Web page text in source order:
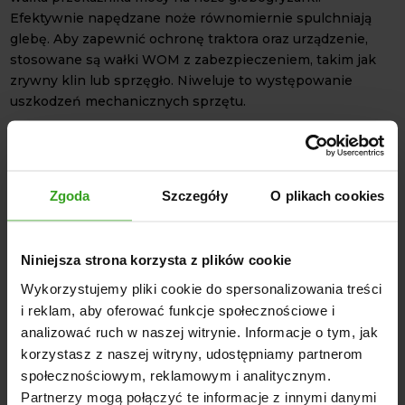
Zgoda Szczegóły O plikach cookies
Niniejsza strona korzysta z plików cookie
Wykorzystujemy pliki cookie do spersonalizowania treści
i reklam, aby oferować funkcje społecznościowe i
analizować ruch w naszej witrynie. Informacje o tym, jak
korzystasz z naszej witryny, udostępniamy partnerom
społecznościowym, reklamowym i analitycznym.
Partnerzy mogą połączyć te informacje z innymi danymi
Efektywnie napędzane noże równomiernie spulchniają
glebę. Aby zapewnić ochronę traktora oraz urządzenie,
stosowane są wałki WOM z zabezpieczeniem, takim jak
zrywny klin lub sprzęgło. Niweluje to występowanie
uszkodzeń mechanicznych sprzętu.
GLEBOGRYZARKI?
przygotowanie gleby pod uprawy;
praca na mniejszych powierzchniach;
Glebogryzarka TLK 4Farmerjest lekka, a jednocześnie
trwała i wydajna. Doskonale sprawdza się przy
przygotowaniu gleby pod siew warzyw i roślin
ogrodniczych. Optymalne napowietrzenie i wymieszanie
gleby zapewnia lepsze warunki do wzrostu roślin.